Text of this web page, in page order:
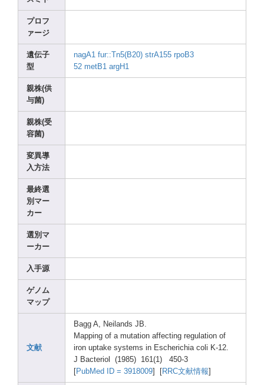
プロフ
ァージ
遺伝子
型
nagA1 fur:: Tn5(B20) strA155 rpoB3
52 metB1 argH1
親株(供
与菌)
親株(受
容菌)
変異導
入方法
最終選
別マー
カー
選別マ
ーカー
入手源
ゲノム
マップ
文献
Bagg A, Neilands JB.
Mapping of a mutation affecting regul ation of
iron uptake systems in Escherichia coli K-12.
J Bacteriol (1985) 161(1) 450-3
PubMed ID = 3918009 RRC文献情報